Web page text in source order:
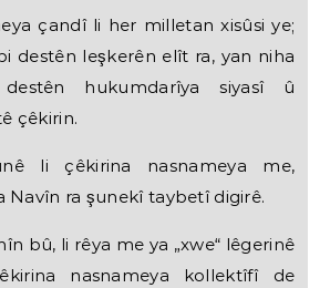
çandî li her milletan xisûsi ye;
destên leşkerên elît ra, yan niha
hukumdarîya siyasî û
çêkirin.
li çêkirina nasnameya me,
Navîn ra şunekî taybetî digirê.
bû, li rêya me ya „xwe“ lêgerinê
nasnameya kollektîfî de